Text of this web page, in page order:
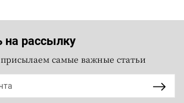
на рассылку
самые важные статьи